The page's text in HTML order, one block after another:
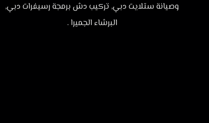
وصيانة ستلايت دبي, تركيب دش برمجة رسيفرات دبي,
البرشاء الجميرا .